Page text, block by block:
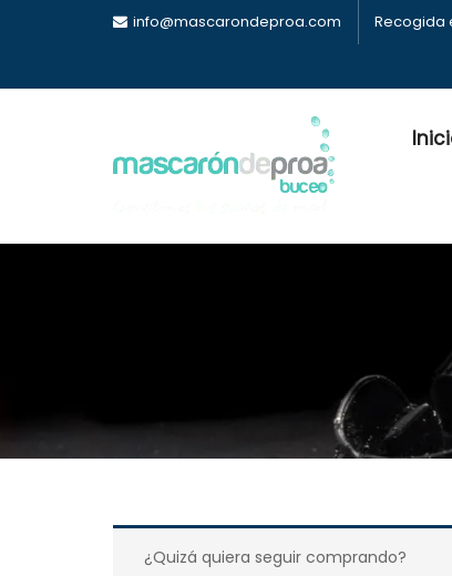
info@mascarondeproa.com Recogida
¿Quizá quiera seguir comprando?